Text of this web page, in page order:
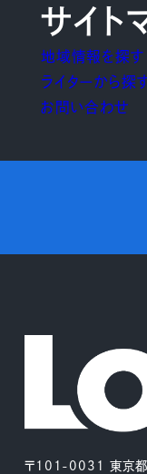
〒101-0031 東京都
サイト
地域情報を探す
ライターから探
お問い合わせ